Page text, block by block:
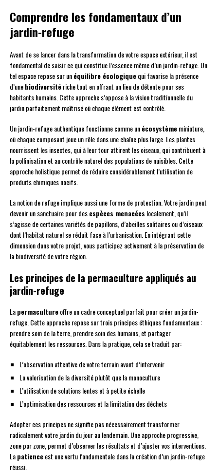
Comprendre les fondamentaux d’un
jardin-refuge
Avant de se lancer dans la transformation de votre espace extérieur, il est
fondamental de saisir ce qui constitue l’essence même d’un jardin-refuge. Un
tel espace repose sur unéquilibre écologiquequi favorise la présence
d’unebiodiversitériche tout en offrant un lieu de détente pour ses
habitants humains. Cette approche s’oppose à la vision traditionnelle du
jardin parfaitement maîtrisé où chaque élément est contrôlé.
Un jardin-refuge authentique fonctionne comme unécosystèmeminiature,
où chaque composant joue un rôle dans une chaîne plus large. Les plantes
nourrissent les insectes, qui à leur tour attirent les oiseaux, qui contribuent à
la pollinisation et au contrôle naturel des populations de nuisibles. Cette
approche holistique permet de réduire considérablement l’utilisation de
produits chimiques nocifs.
La notion de refuge implique aussi une forme de protection. Votre jardin peut
devenir un sanctuaire pour desespèces menacées localement, qu’il
s’agisse de certaines variétés de papillons, d’abeilles solitaires ou d’oiseaux
dont l’habitat naturel se réduit face à l’urbanisation. En intégrant cette
dimension dans votre projet, vous participez activement à la préservation de
la biodiversité de votre région.
Les principes de la permaculture appliqués au
jardin-refuge
Lapermacultureoffre un cadre conceptuel parfait pour créer un jardin-
refuge. Cette approche repose sur trois principes éthiques fondamentaux :
prendre soin de la terre, prendre soin des humains, et partager
équitablement les ressources. Dans la pratique, cela se traduit par:
L’observation attentive de votre terrain avant d’intervenir
La valorisation de la diversité plutôt que la monoculture
L’utilisation de solutions lentes et à petite échelle
L’optimisation des ressources et la limitation des déchets
Adopter ces principes ne signifie pas nécessairement transformer
radicalement votre jardin du jour au lendemain. Une approche progressive,
zone par zone, permet d’observer les résultats et d’ajuster vos interventions.
Lapatienceest une vertu fondamentale dans la création d’un jardin-refuge
réussi.